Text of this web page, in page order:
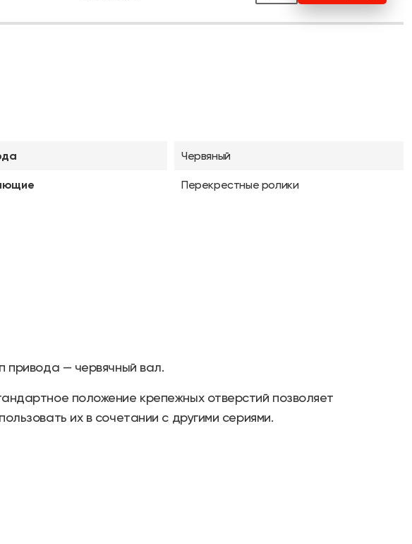
Червяный
Перекрестные ролики
привода — червячный вал.
положение крепежных отверстий позволяет
их в сочетании с другими сериями.